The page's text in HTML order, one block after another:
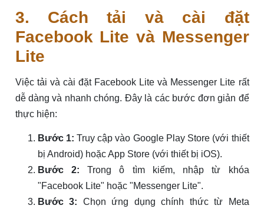
3. Cách tải và cài đặt
Facebook Lite và Messenger
Lite
Việc tải và cài đặt Facebook Lite và Messenger Lite rất
dễ dàng và nhanh chóng. Đây là các bước đơn giản để
thực hiện:
Bước 1: Truy cập vào Google Play Store (với thiết
bị Android) hoặc App Store (với thiết bị iOS).
Bước 2: Trong ô tìm kiếm, nhập từ khóa
"Facebook Lite" hoặc "Messenger Lite".
Bước 3: Chọn ứng dụng chính thức từ Meta